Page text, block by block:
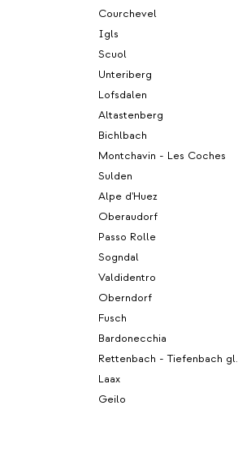
Courchevel
Igls
Scuol
Unteriberg
Lofsdalen
Altastenberg
Bichlbach
Montchavin - Les Coches
Sulden
Alpe d'Huez
Oberaudorf
Passo Rolle
Sogndal
Valdidentro
Oberndorf
Fusch
Bardonecchia
Rettenbach - Tiefenbach gl.
Laax
Geilo